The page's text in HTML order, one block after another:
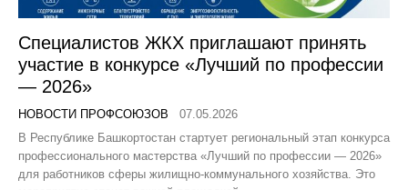
Специалистов ЖКХ приглашают принять
участие в конкурсе «Лучший по профессии
— 2026»
НОВОСТИ ПРОФСОЮЗОВ
07.05.2026
В Республике Башкортостан стартует региональный этап конкурса
профессионального мастерства «Лучший по профессии — 2026»
для работников сферы жилищно-коммунального хозяйства. Это